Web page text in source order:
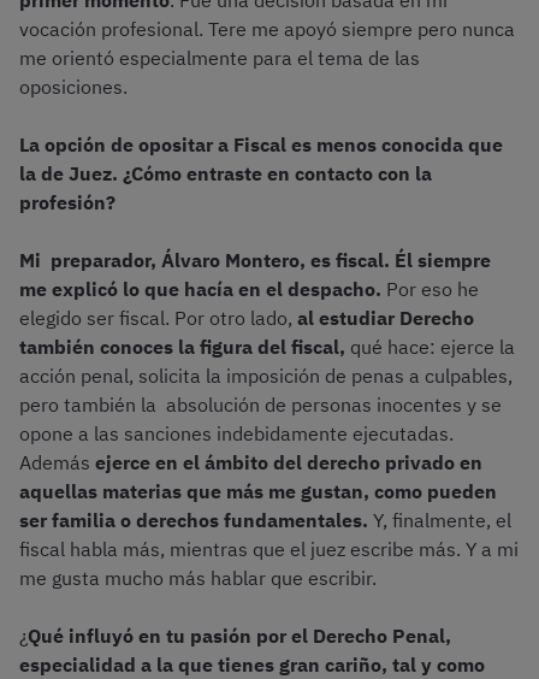
vocación profesional. Tere me apoyó siempre pero nunca
me orientó especialmente para el tema de las
oposiciones.
La opción de opositar a Fiscal es menos conocida que
la de Juez. ¿Cómo entraste en contacto con la
profesión?
Mi preparador, Álvaro Montero, es fiscal. Él siempre
me explicó lo que hacía en el despacho. Por eso he
elegido ser fiscal. Por otro lado, al estudiar Derecho
también conoces la figura del fiscal, qué hace: ejerce la
acción penal, solicita la imposición de penas a culpables,
pero también la absolución de personas inocentes y se
opone a las sanciones indebidamente ejecutadas.
Además ejerce en el ámbito del derecho privado en
aquellas materias que más me gustan, como pueden
ser familia o derechos fundamentales. Y, finalmente, el
fiscal habla más, mientras que el juez escribe más. Y a mi
me gusta mucho más hablar que escribir.
¿Qué influyó en tu pasión por el Derecho Penal,
especialidad a la que tienes gran cariño, tal y como